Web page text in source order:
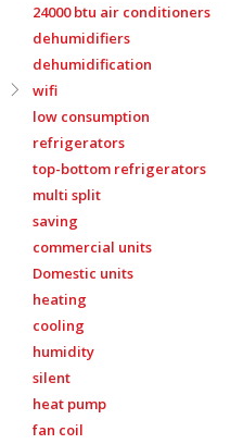
24000 btu air conditioners
dehumidifiers
dehumidification
wifi
low consumption
refrigerators
top-bottom refrigerators
multi split
saving
commercial units
Domestic units
heating
cooling
humidity
silent
heat pump
fan coil